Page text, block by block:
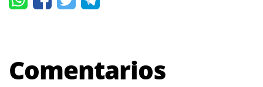
Comentarios